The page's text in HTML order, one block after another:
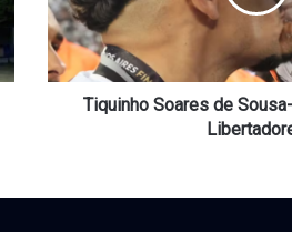
é
campeão
da
Libertadores
Tiquinho Soares de